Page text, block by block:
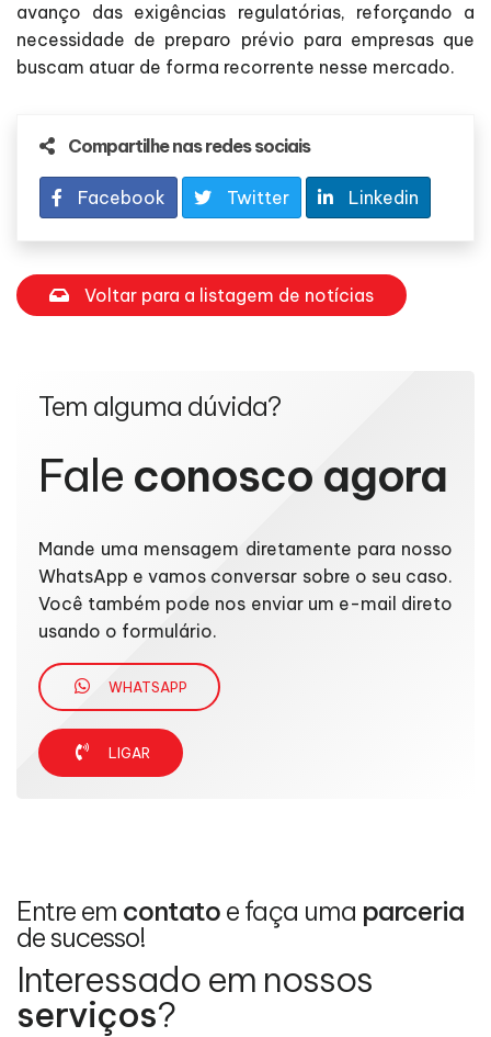
avanço das exigências regulatórias, reforçando a
necessidade de preparo prévio para empresas que
buscam atuar de forma recorrente nesse mercado.
Compartilhe nas redes sociais
Facebook Twitter Linkedin
Voltar para a listagem de notícias
Tem alguma dúvida?
Fale conosco agora
Mande uma mensagem diretamente para nosso
WhatsApp e vamos conversar sobre o seu caso.
Você também pode nos enviar um e-mail direto
usando o formulário.
WHATSAPP
LIGAR
Entre em contato e faça uma parceria
de sucesso!
Interessado em nossos
serviços?